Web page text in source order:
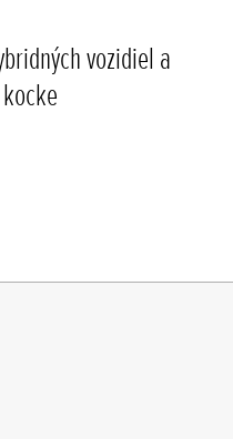
vozidiel a